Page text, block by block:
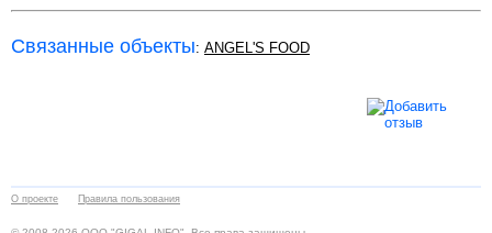
Связанные объекты: ANGEL'S FOOD
О проекте Правила пользования